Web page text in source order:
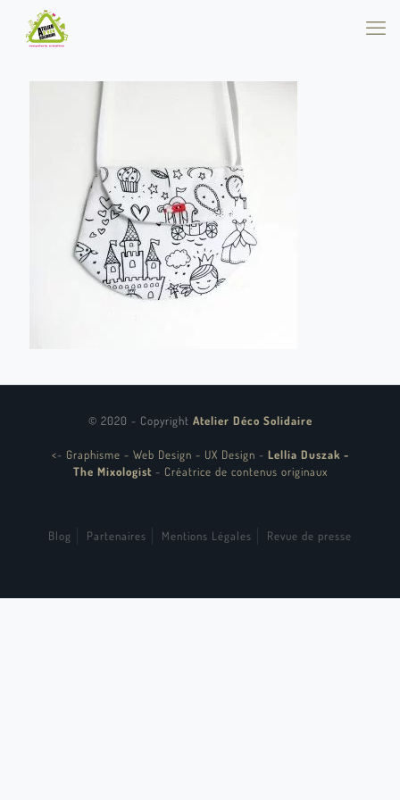
© 2020 - Copyright Atelier Déco Solidaire
<- Graphisme - Web Design - UX Design - Lellia Duszak -
The Mixologist - Créatrice de contenus originaux
Blog Partenaires Mentions Légales Revue de presse